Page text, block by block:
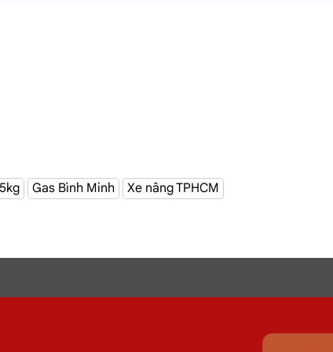
iao tận nơi Đường Nhiêu Tứ, Phú
Gas Bình Minh Xe nâng TPHCM